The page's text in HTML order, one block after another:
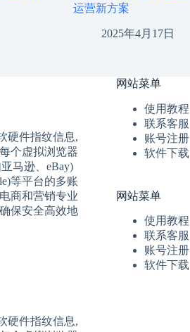
运营新方案
2025年4月17日
硬件指纹信息,
个虚拟浏览器
马逊、eBay)
等平台的多账
商和营销专业
保安全高效地
硬件指纹信息,
网站菜单
使用教程
联系客服
账号注册
软件下载
网站菜单
使用教程
联系客服
账号注册
软件下载